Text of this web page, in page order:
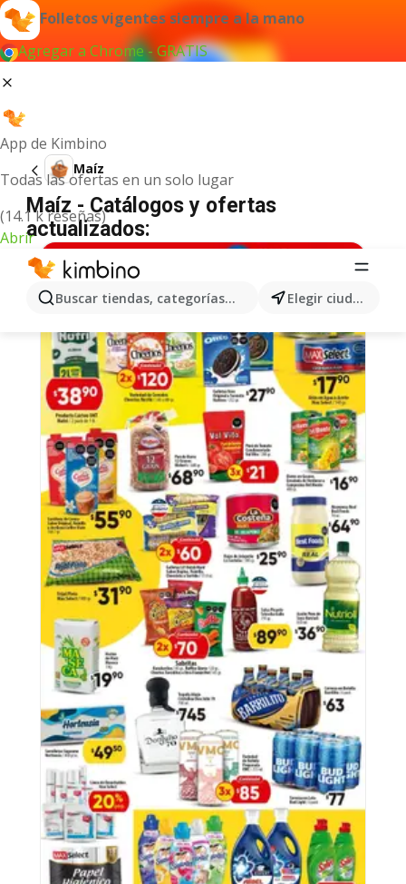
Folletos vigentes siempre a la mano
Agregar a Chrome - GRATIS
App de Kimbino
Todas las ofertas en un solo lugar
(14.1 k reseñas)
Abrir
Buscar tiendas, categorías, productos... Elegir ciudad
Maíz
Maíz - Catálogos y ofertas
actualizados: